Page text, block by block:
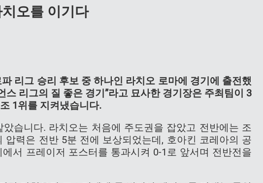
오를 이기다
리그 승리 후보 중 하나인 라치오 로마에 경기에 출전했
스 리그의 질 좋은 경기”라고 묘사한 경기장은 주최팀이 3
1위를 지켜냈습니다.
습니다. 라치오는 처음에 주도권을 잡았고 전반에는 조
력은 전반 5분 전에 보상되었는데, 호아킨 코레아의 공
서 프레이저 포스터를 통과시켜 0-1로 앞서며 전반전을